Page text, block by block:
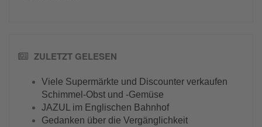
ZULETZT GELESEN
Viele Supermärkte und Discounter verkaufen
Schimmel-Obst und -Gemüse
JAZUL im Englischen Bahnhof
Gedanken über die Vergänglichkeit